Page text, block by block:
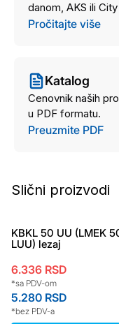
danom, AKS ili
Pročitajte više
Katalog
Cenovnik naših
u PDF formatu.
Preuzmite PDF
Slični proizvodi
KBKL 50 UU (LMEK
LUU) lezaj
6.336 RSD
*sa PDV-om
5.280 RSD
*bez PDV-a